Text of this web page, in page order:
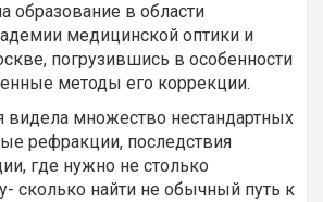
образование в области
медицинской оптики и
погрузившись в особенности
методы его коррекции.
видела множество нестандартных
рефракции, последствия
где нужно не столько
сколько найти не обычный путь к